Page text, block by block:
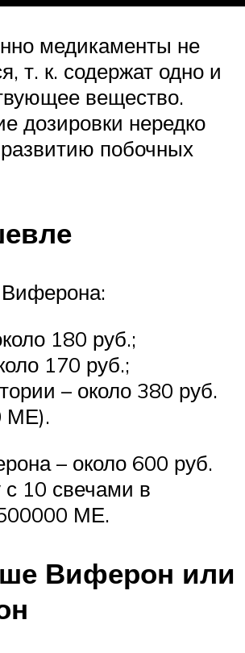
медикаменты не
т. к. содержат одно и
вещество.
дозировки нередко
побочных
180 руб.;
170 руб.;
– около 380 руб.
МЕ).
– около 600 руб.
с 10 свечами в
МЕ.
Виферон или